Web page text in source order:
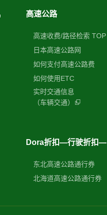
高速公路
高速收费/路径检索 TOP
日本高速公路网
如何支付高速公路费
如何使用ETC
实时交通信息
（车辆交通）
Dora折扣—行驶折扣—
东北高速公路通行券
北海道高速公路通行券